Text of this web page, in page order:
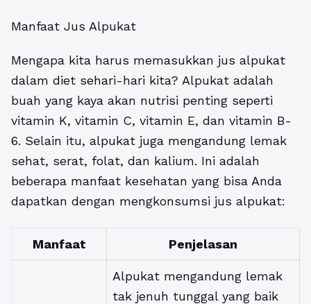
Manfaat Jus Alpukat
Mengapa kita harus memasukkan jus alpukat
dalam diet sehari-hari kita? Alpukat adalah
buah yang kaya akan nutrisi penting seperti
vitamin K, vitamin C, vitamin E, dan vitamin B-
6. Selain itu, alpukat juga mengandung lemak
sehat, serat, folat, dan kalium. Ini adalah
beberapa manfaat kesehatan yang bisa Anda
dapatkan dengan mengkonsumsi jus alpukat:
Manfaat Penjelasan
Alpukat mengandung lemak
tak jenuh tunggal yang baik